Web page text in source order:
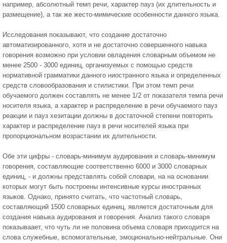
например, абсолютный темп речи, характер пауз (их длительность и
размещение), а так же жесто-мимические особенности данного языка.
Исследования показывают, что создание достаточно
автоматизированного, хотя и не достаточно совершенного навыка
говорения возможно при условии овладения словарным объемом не
менее 2500 - 3000 единиц, организуемых с помощью средств
нормативной грамматики данного ниостранного языка и определенных
средств словообразования и стилистики. При этом темп речи
обучаемого должен составлять не менее 1/2 от показателя темпа речи
носителя языка, а характер и распределение в речи обучаемого пауз
реакции и пауз хезитации должны в достаточной степени повторять
характер и распределение пауз в речи носителей языка при
пропорциональном возрастании их длительности.
Обе эти цифры - словарь-минимум аудирования и словарь-минимум
говорения, составляющие соответственно 6000 и 3000 словарных
единиц, - и должны представлять собой словари, на на основании
которых могут быть построены интенсивные курсы иностранных
языков. Однако, принято считать, что частотный словарь,
составляющий 1500 словарных единиц, является достаточным для
создания навыка аудирования и говорения. Анализ такого словаря
показываает, что чуть ли не половина объема словаря приходится на
слова служебные, вспомогательные, эмоционально-нейтральные. Они